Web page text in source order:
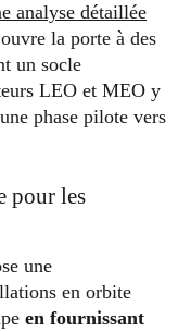
analyse détaillée
la porte à des
un socle
LEO et MEO y
phase pilote vers
pour les
une
en orbite
en fournissant